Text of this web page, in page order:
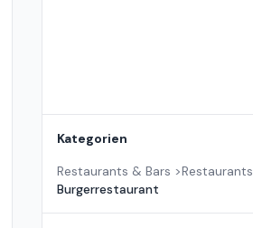
Kategorien
Restaurants & Bars >Restaurants
Burgerrestaurant